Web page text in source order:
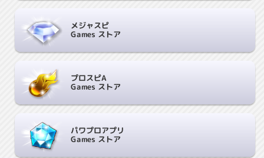
メジャスピ
Games ストア
プロスピA
Games ストア
パワプロアプリ
Games ストア